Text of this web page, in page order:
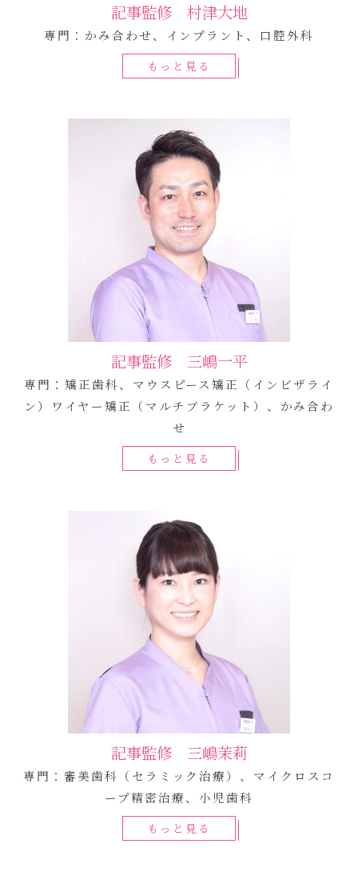
記事監修 村津大地
専門：かみ合わせ、インプラント、口腔外科
もっと見る
記事監修 三嶋一平
専門：矯正歯科、マウスピース矯正（インビザライ
ン）ワイヤー矯正（マルチブラケット）、かみ合わ
せ
もっと見る
記事監修 三嶋茉莉
専門：審美歯科（セラミック治療）、マイクロスコ
ープ精密治療、小児歯科
もっと見る